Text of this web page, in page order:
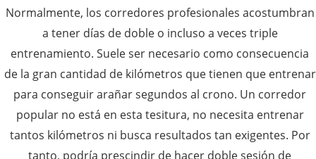
Normalmente, los corredores profesionales acostumbran
a tener días de doble o incluso a veces triple
entrenamiento. Suele ser necesario como consecuencia
de la gran cantidad de kilómetros que tienen que entrenar
para conseguir arañar segundos al crono. Un corredor
popular no está en esta tesitura, no necesita entrenar
tantos kilómetros ni busca resultados tan exigentes. Por
tanto, podría prescindir de hacer doble sesión de